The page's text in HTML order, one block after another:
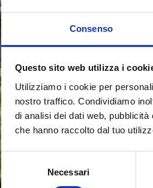
Consenso
Questo sito web utilizza i
Utilizziamo i cookie per
nostro traffico. Condividiamo
di analisi dei dati web,
che hanno raccolto dal tuo
Selezione
del
Necessari